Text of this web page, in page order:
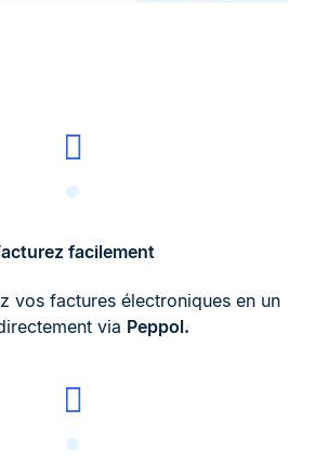
facilement
vos factures électroniques en un
via Peppol.